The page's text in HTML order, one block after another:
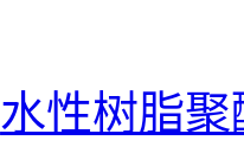
水性树脂聚